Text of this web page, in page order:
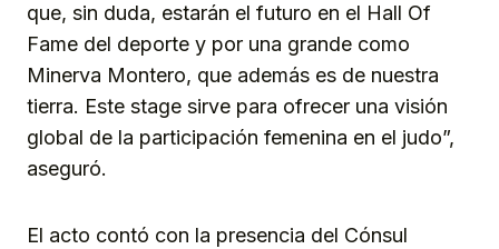
que, sin duda, estarán el futuro en el Hall Of
Fame del deporte y por una grande como
Minerva Montero, que además es de nuestra
tierra. Este stage sirve para ofrecer una visión
global de la participación femenina en el judo”,
aseguró.
El acto contó con la presencia del Cónsul